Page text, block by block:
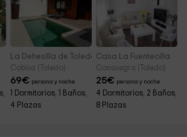
La Dehesilla de Toledo
Cobisa (Toledo)
69€ persona y noche
1 Dormitorios, 1 Baños,
4 Plazas
Casa La Fuentecilla
Consuegra (Toledo)
25€ persona y noche
4 Dormitorios, 2 Baños,
8 Plazas